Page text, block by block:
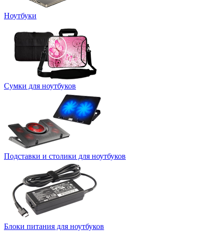
Ноутбуки
Сумки для ноутбуков
Подставки и столики для ноутбуков
Блоки питания для ноутбуков